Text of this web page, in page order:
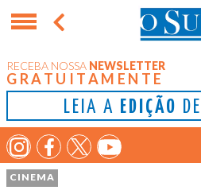
RECEBA NOSSA NEWSLETTER
GRATUITAMENTE
LEIA A EDIÇÃO DE
CINEMA